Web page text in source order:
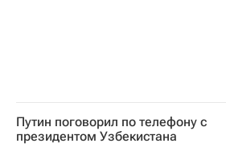
Путин поговорил по телефону с
президентом Узбекистана